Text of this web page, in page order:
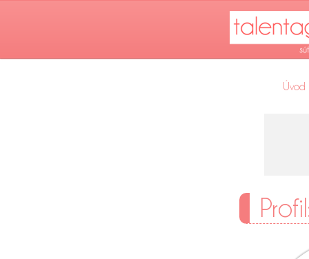
Úvod